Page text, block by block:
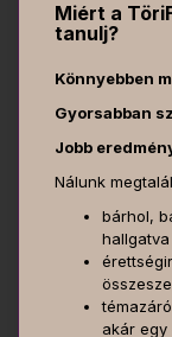
Miért a
tanulj?
Könnyebben
Gyorsabban
Jobb
Nálunk
bárhol,
akár egy